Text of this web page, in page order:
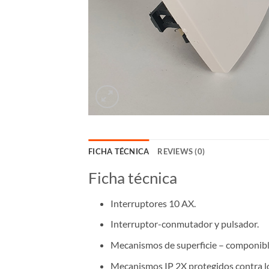
FICHA TÉCNICA REVIEWS (0)
Ficha técnica
Interruptores 10 AX.
Interruptor-conmutador y pulsador.
Mecanismos de superficie –
Mecanismos IP 2X protegidos contra